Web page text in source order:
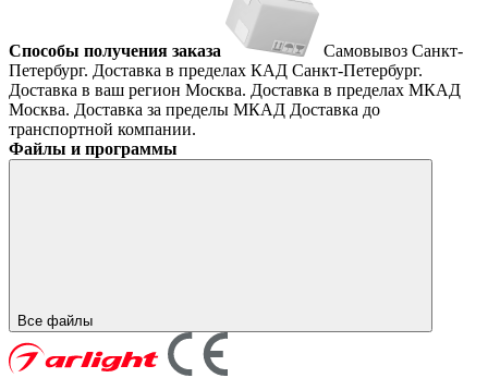
Способы получения заказа Самовывоз Санкт-
Петербург. Доставка в пределах КАД Санкт-Петербург.
Доставка в ваш регион Москва. Доставка в пределах МКАД
Москва. Доставка за пределы МКАД Доставка до
транспортной компании.
Файлы и программы
Все файлы